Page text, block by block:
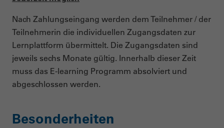
Nach Zahlungseingang werden dem Teilnehmer / der
Teilnehmerin die individuellen Zugangsdaten zur
Lernplattform übermittelt. Die Zugangsdaten sind
jeweils sechs Monate gültig. Innerhalb dieser Zeit
muss das E-learning Programm absolviert und
abgeschlossen werden.
Besonderheiten